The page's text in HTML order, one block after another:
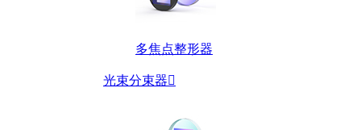
多焦点整形器
光束分束器